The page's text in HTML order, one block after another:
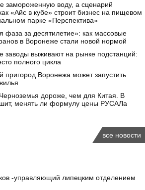
замороженную воду, а сценарий
«Айс в кубе» строит бизнес на пищевом
парке «Перспектива»
фаза за десятилетие»: как массовые
в Воронеже стали новой нормой
заводы выживают на рынке подстанций:
полного цикла
пригород Воронежа может запустить
дороже, чем для Китая. В
менять ли формулу цены РУСАЛа
все новости
-управляющий липецким отделением